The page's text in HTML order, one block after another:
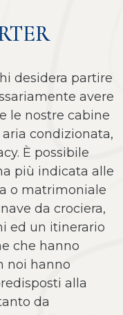
desidera partire
avere
le nostre cabine
condizionata,
È possibile
più indicata alle
o matrimoniale
da crociera,
ed un itinerario
che hanno
noi hanno
alla
da